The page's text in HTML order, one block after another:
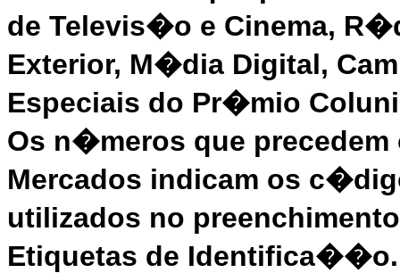
de Televis�o e Cinema,
Exterior, M�dia Digital,
Especiais do Pr�mio
Os n�meros que precedem
Mercados indicam os
utilizados no
Etiquetas de Identifica��o.